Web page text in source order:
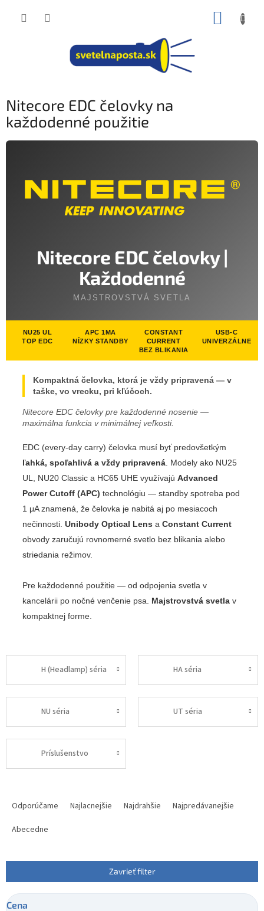
Nitecore EDC čelovky na
každodenné použitie
Nitecore EDC čelovky |
Každodenné
MAJSTROVSTVÁ SVETLA
NU25 UL
TOP EDC
APC 1ΜA
NÍZKY STANDBY
CONSTANT
CURRENT
BEZ BLIKANIA
USB-C
UNIVERZÁLNE
Kompaktná čelovka, ktorá je vždy pripravená — v
taške, vo vrecku, pri kľúčoch.
Nitecore EDC čelovky pre každodenné nosenie —
maximálna funkcia v minimálnej veľkosti.
EDC (every-day carry) čelovka musí byť predovšetkým
ľahká, spoľahlivá a vždy pripravená . Modely ako NU25
UL, NU20 Classic a HC65 UHE využívajú Advanced
Power Cutoff (APC) technológiu — standby spotreba pod
1 μA znamená, že čelovka je nabitá aj po mesiacoch
nečinnosti. Unibody Optical Lens a Constant Current
obvody zaručujú rovnomerné svetlo bez blikania alebo
striedania režimov.
Pre každodenné použitie — od odpojenia svetla v
kancelárii po nočné venčenie psa. Majstrovstvá svetla v
kompaktnej forme.
H (Headlamp) séria HA séria
NU séria UT séria
Príslušenstvo
p
r
Odporúčame Najlacnejšie Najdrahšie
Najpredávanejšie
Abecedne
Zavrieť filter
Cena